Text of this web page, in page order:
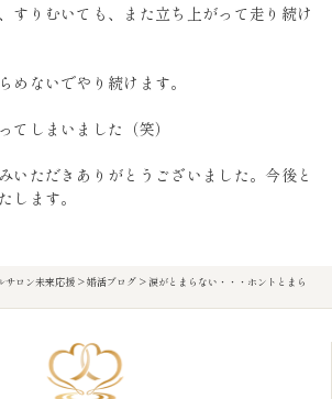
すりむいても、また立ち上がって走り続け
めないでやり続けます。
てしまいました（笑）
いただきありがとうございました。今後と
します。
サロン未来応援>婚活ブログ> 涙がとまらない・・・ホントとまら